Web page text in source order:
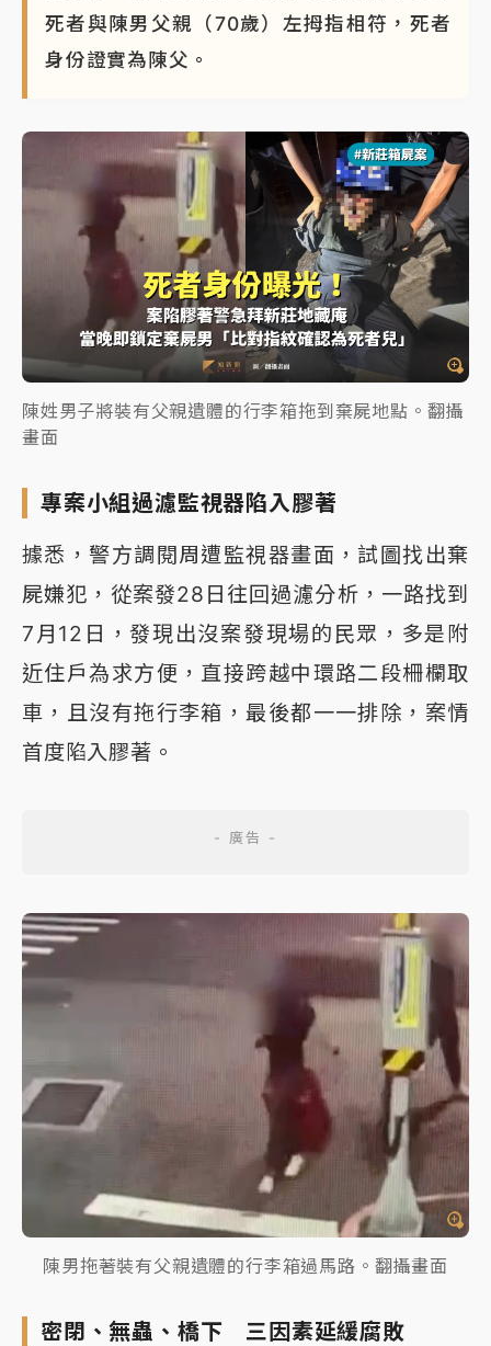
死者與陳男父親（70歲）左拇指相符，死者
身份證實為陳父。
陳姓男子將裝有父親遺體的行李箱拖到棄屍地點。翻攝
畫面
專案小組過濾監視器陷入膠著
據悉，警方調閱周遭監視器畫面，試圖找出棄
屍嫌犯，從案發28日往回過濾分析，一路找到
7月12日，發現出沒案發現場的民眾，多是附
近住戶為求方便，直接跨越中環路二段柵欄取
車，且沒有拖行李箱，最後都一一排除，案情
首度陷入膠著。
陳男拖著裝有父親遺體的行李箱過馬路。翻攝畫面
密閉、無蟲、橋下 三因素延緩腐敗